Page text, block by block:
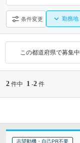
条件変更 勤務地
この都道府県で募集
2 件中 1 -2 件
志望動機・自己PR不要